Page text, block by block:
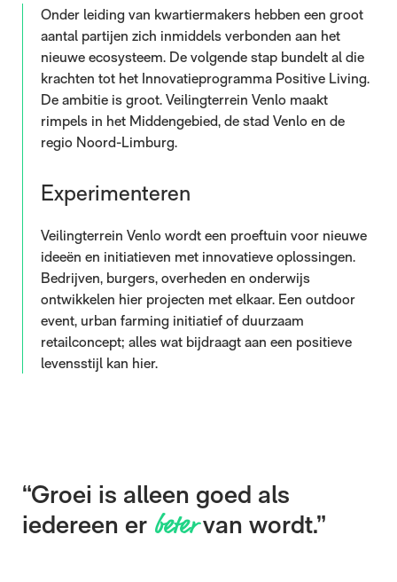
Onder leiding van kwartiermakers hebben een groot
aantal partijen zich inmiddels verbonden aan het
nieuwe ecosysteem. De volgende stap bundelt al die
krachten tot het Innovatieprogramma Positive Living.
De ambitie is groot. Veilingterrein Venlo maakt
rimpels in het Middengebied, de stad Venlo en de
regio Noord-Limburg.
Experimenteren
Veilingterrein Venlo wordt een proeftuin voor nieuwe
ideeën en initiatieven met innovatieve oplossingen.
Bedrijven, burgers, overheden en onderwijs
ontwikkelen hier projecten met elkaar. Een outdoor
event, urban farming initiatief of duurzaam
retailconcept; alles wat bijdraagt aan een positieve
levensstijl kan hier.
“Groei is alleen goed als
iedereen er beter van wordt.”